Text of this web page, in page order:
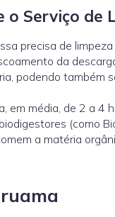
Serviço de
precisa de
da
podendo também
em média, de 2 a 4
(como
a matéria